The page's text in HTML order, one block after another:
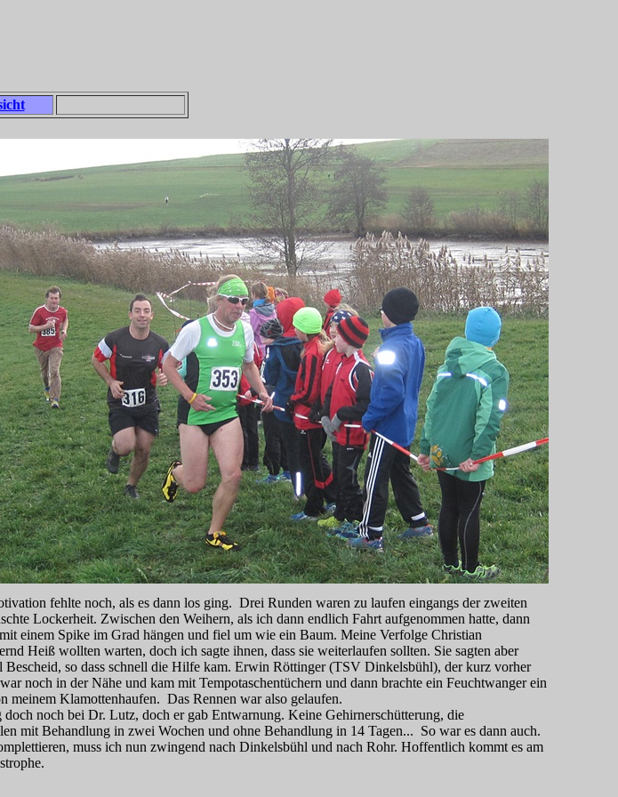
fehlte noch, als es dann los ging. Drei Runden waren zu laufen eingangs der zweiten
Lockerheit. Zwischen den Weihern, als ich dann endlich Fahrt aufgenommen hatte, dann
einem Spike im Grad hängen und fiel um wie ein Baum. Meine Verfolge Christian
Heiß wollten warten, doch ich sagte ihnen, dass sie weiterlaufen sollten. Sie sagten aber
so dass schnell die Hilfe kam. Erwin Röttinger (TSV Dinkelsbühl), der kurz vorher
noch in der Nähe und kam mit Tempotaschentüchern und dann brachte ein Feuchtwanger ein
meinem Klamottenhaufen. Das Rennen war also gelaufen.
doch noch bei Dr. Lutz, doch er gab Entwarnung. Keine Gehirnerschütterung, die
mit Behandlung in zwei Wochen und ohne Behandlung in 14 Tagen... So war es dann auch.
muss ich nun zwingend nach Dinkelsbühl und nach Rohr. Hoffentlich kommt es am